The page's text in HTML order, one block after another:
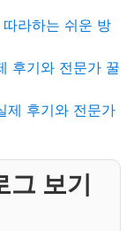
라하는 쉬운 방
후기와 전문가 꿀
제 후기와 전문가
그 보기